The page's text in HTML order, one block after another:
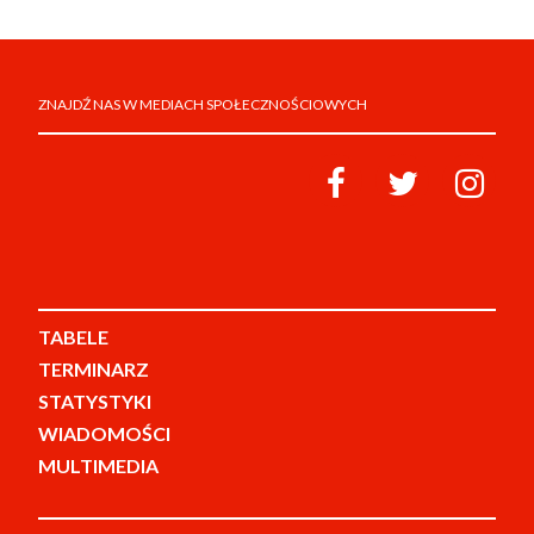
ZNAJDŹ NAS W MEDIACH SPOŁECZNOŚCIOWYCH
TABELE
TERMINARZ
STATYSTYKI
WIADOMOŚCI
MULTIMEDIA